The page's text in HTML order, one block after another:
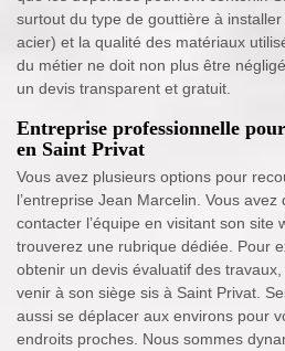
surtout du type de gouttière à
acier) et la qualité des matériaux
du métier ne doit non plus être
un devis transparent et gratuit.
Entreprise professionnelle
en Saint Privat
Vous avez plusieurs options pour
l’entreprise Jean Marcelin. Vous avez
contacter l’équipe en visitant son site
trouverez une rubrique dédiée. Pour
obtenir un devis évaluatif des
venir à son siège sis à Saint Privat.
aussi se déplacer aux environs pour
endroits proches. Nous sommes